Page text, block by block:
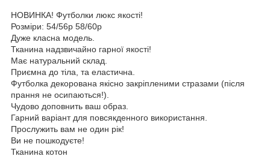
НОВИНКА! Футболки люкс якості!
Розміри: 54/56р 58/60р
Дуже класна модель.
Тканина надзвичайно гарної якості!
Має натуральний склад.
Приємна до тіла, та еластична.
Футболка декорована якісно закріпленими стразами (після
прання не осипаються!).
Чудово доповнить ваш образ.
Гарний варіант для повсякденного використання.
Прослужить вам не один рік!
Ви не пошкодуєте!
Тканина котон